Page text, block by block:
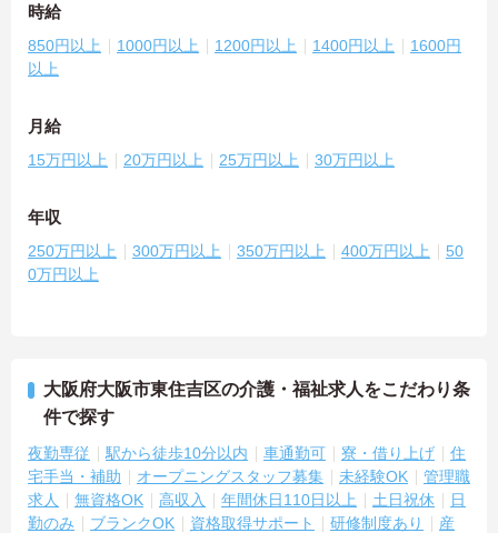
時給
850円以上 1000円以上 1200円以上 1400円以上
1600円
以上
月給
15万円以上 20万円以上 25万円以上 30万円以上
年収
250万円以上 300万円以上 350万円以上 400万円以上
50
0万円以上
大阪府大阪市東住吉区の介護・福祉求人をこだわり条
件で探す
夜勤専従 駅から徒歩10分以内 車通勤可 寮・借り上げ
住
宅手当・補助
オープニングスタッフ募集 未経験OK
管理職
求人
無資格OK 高収入 年間休日110日以上 土日祝休
日
勤のみ
ブランクOK 資格取得サポート 研修制度あり
産